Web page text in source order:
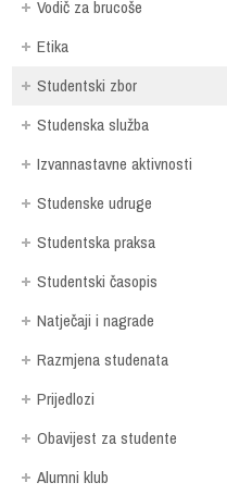
Vodič za brucoše
Etika
Studentski zbor
Studenska služba
Izvannastavne aktivnosti
Studenske udruge
Studentska praksa
Studentski časopis
Natječaji i nagrade
Razmjena studenata
Prijedlozi
Obavijest za studente
Alumni klub